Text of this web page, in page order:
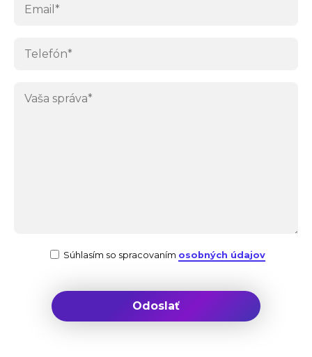
Súhlasím so spracovaním osobných údajov